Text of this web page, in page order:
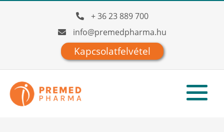
+ 36 23 889 700
info@premedpharma.hu
Kapcsolatfelvétel